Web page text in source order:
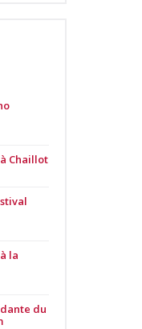
Chaillot
la
du